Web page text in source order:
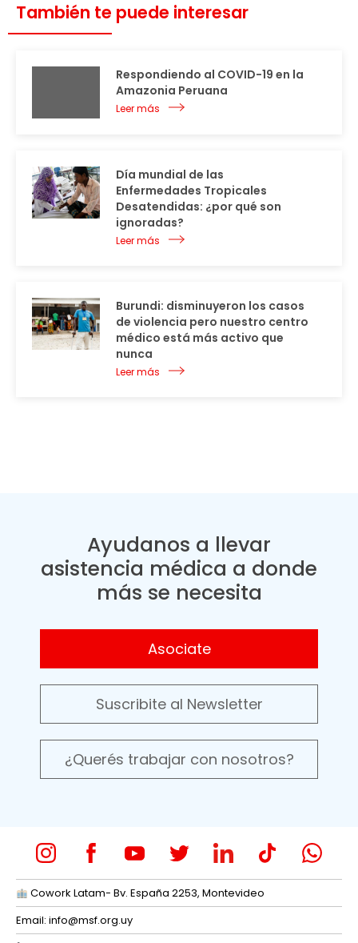
También te puede interesar
Respondiendo al COVID-19 en la
Amazonia Peruana
Leer más
Día mundial de las
Enfermedades Tropicales
Desatendidas: ¿por qué son
ignoradas?
Leer más
Burundi: disminuyeron los casos
de violencia pero nuestro centro
médico está más activo que
nunca
Leer más
Ayudanos a llevar
asistencia médica a donde
más se necesita
Asociate
Suscribite al Newsletter
¿Querés trabajar con nosotros?
Cowork Latam- Bv. España 2253, Montevideo
Email: info@msf.org.uy